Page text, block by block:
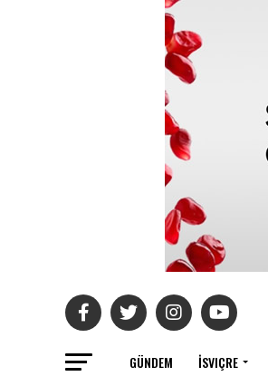
GÜNDEM İSVIÇRE